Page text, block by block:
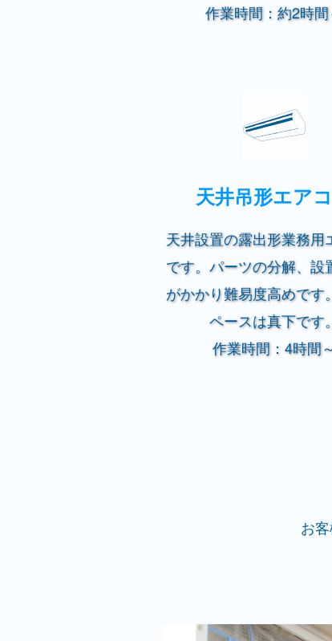
作業時間：約2時間
天井吊形エア
天井設置の露出形業務用
です。パーツの分解、設
がかかり難易度高めです
ペースは真下です。
作業時間：4時間
お